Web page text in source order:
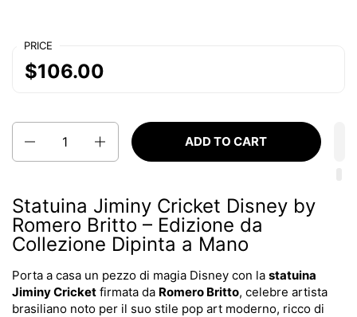
PRICE
$106.00
ADD TO CART
Statuina Jiminy Cricket Disney by
Romero Britto – Edizione da
Collezione Dipinta a Mano
Porta a casa un pezzo di magia Disney con la statuina
Jiminy Cricket firmata da Romero Britto, celebre artista
brasiliano noto per il suo stile pop art moderno, ricco di